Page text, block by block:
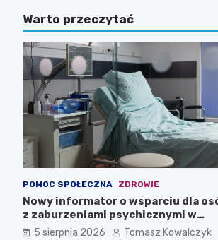
Warto przeczytać
POMOC SPOŁECZNA ZDROWIE
Nowy informator o wsparciu dla
z zaburzeniami psychicznymi w
Zachodniopomorskiem na 2026 rok
5 sierpnia 2026 Tomasz Kowalczyk